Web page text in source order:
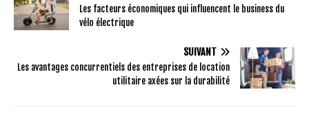
Les facteurs économiques qui influencent le business du
vélo électrique
SUIVANT
Les avantages concurrentiels des entreprises de location
utilitaire axées sur la durabilité